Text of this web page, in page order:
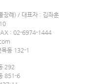
장례) / 대표자 : 김좌훈
: 02-6974-1444
목동 132-1
292
851-6